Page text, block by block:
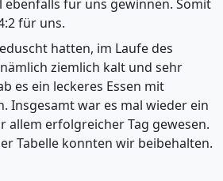
ebenfalls für uns gewinnen. Somit
für uns.
hatten, im Laufe des
ziemlich kalt und sehr
es ein leckeres Essen mit
Insgesamt war es mal wieder ein
allem erfolgreicher Tag gewesen.
Tabelle konnten wir beibehalten.